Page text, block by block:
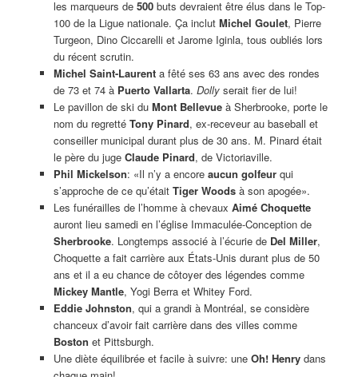
les marqueurs de 500buts devraient être élus dans le Top-
100 de la Ligue nationale. Ça inclut Michel Goulet, Pierre
Turgeon, Dino Ciccarelli et Jarome Iginla, tous oubliés lors
du récent scrutin.
Michel Saint-Laurenta fêté ses 63 ans avec des rondes
de 73 et 74 à Puerto Vallarta. Dollyserait fier de lui!
Le pavillon de ski du Mont Bellevueà Sherbrooke, porte le
nom du regretté Tony Pinard, ex-receveur au baseball et
conseiller municipal durant plus de 30 ans. M. Pinard était
le père du juge Claude Pinard, de Victoriaville.
Phil Mickelson: «Il n’y a encore aucun golfeurqui
s’approche de ce qu’était Tiger Woodsà son apogée».
Les funérailles de l’homme à chevaux Aimé Choquette
auront lieu samedi en l’église Immaculée-Conception de
Sherbrooke. Longtemps associé à l’écurie de Del Miller,
Choquette a fait carrière aux États-Unis durant plus de 50
ans et il a eu chance de côtoyer des légendes comme
Mickey Mantle, Yogi Berra et Whitey Ford.
Eddie Johnston, qui a grandi à Montréal, se considère
chanceux d’avoir fait carrière dans des villes comme
Boston et Pittsburgh.
Une diète équilibrée et facile à suivre: une Oh! Henrydans